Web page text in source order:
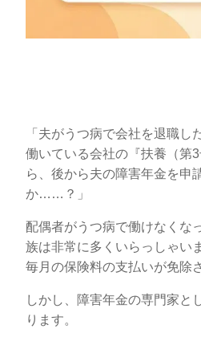
「夫がうつ病で会社を退職
働いている会社の『扶養（第
ら、後から夫の障害年金を申
か……？」
配偶者がうつ病で働けなくな
族は非常に多くいらっしゃい
毎月の保険料の支払いが免除
しかし、障害年金の専門家と
ります。